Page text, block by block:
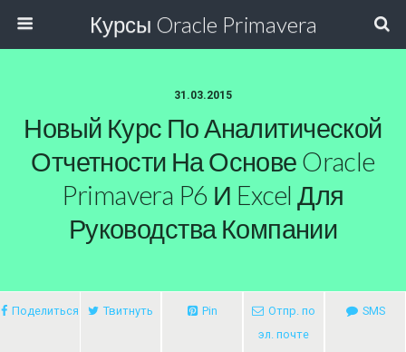
Курсы Oracle Primavera
31.03.2015
Новый Курс По Аналитической
Отчетности На Основе Oracle
Primavera P6 И Excel Для
Руководства Компании
Поделиться Твитнуть Pin
Отпр. по
эл. почте
SMS